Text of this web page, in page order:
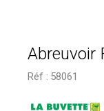
Abreuvoir
Réf : 58061